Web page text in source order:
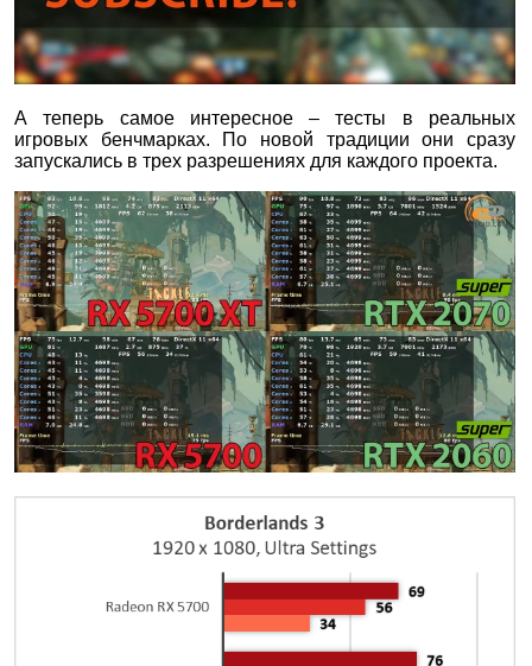
А теперь самое интересное – тесты в реальных
игровых бенчмарках. По новой традиции они сразу
запускались в трех разрешениях для каждого проекта.